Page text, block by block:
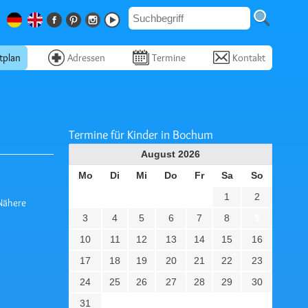
Adressen Termine Kontakt
Termine für Kinder in Bochum
August 2026
Mo Di Mi Do Fr Sa So
1 2
3 4 5 6 7 8
10 11 12 13 14 15 16
17 18 19 20 21 22 23
24 25 26 27 28 29 30
31